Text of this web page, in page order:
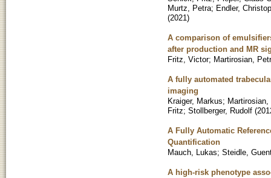
Murtz, Petra; Endler,
(2021)
A comparison of
after production and MR
Fritz, Victor; Martirosian,
A fully automated
imaging
Kraiger, Markus; Martirosian,
Fritz; Stollberger, Rudolf (
A Fully Automatic
Quantification
Mauch, Lukas; Steidle,
A high-risk phenotype